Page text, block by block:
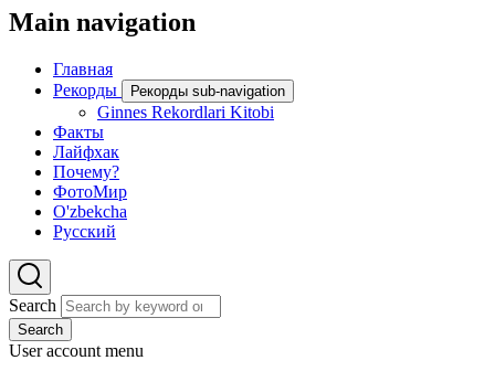
Main navigation
Главная
Рекорды
Рекорды sub-navigation
Ginnes Rekordlari Kitobi
Факты
Лайфхак
Почему?
ФотоМир
O'zbekcha
Русский
Search
Search
User account menu